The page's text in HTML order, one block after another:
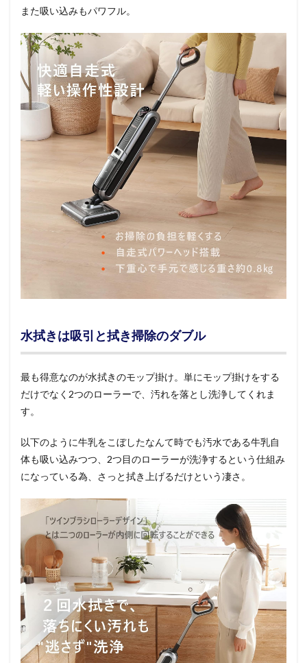
また吸い込みもパワフル。
水拭きは吸引と拭き掃除のダブル
最も得意なのが水拭きのモップ掛け。単にモップ掛けをする
だけでなく2つのローラーで、汚れを落とし洗浄してくれま
す。
以下のように牛乳をこぼしたなんて時でも汚水である牛乳自
体も吸い込みつつ、2つ目のローラーが洗浄するという仕組み
になっている為、さっと拭き上げるだけという凄さ。